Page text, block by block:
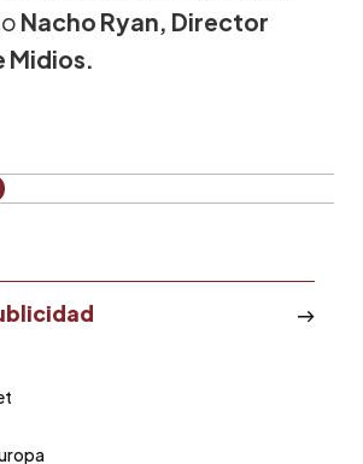
Nacho Ryan, Director
Midios.